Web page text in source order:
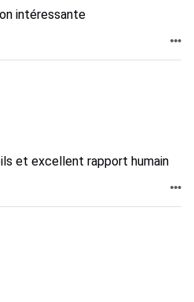
intéressante
et excellent rapport humain